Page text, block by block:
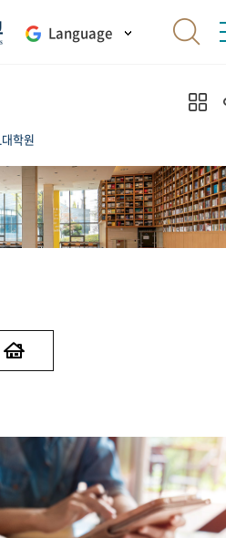
Language
학원